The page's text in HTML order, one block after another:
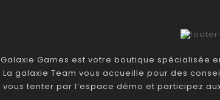
Galaxie Games est votre boutique spécialisée
La galaxie Team vous accueille pour des
vous tenter par l’espace démo et participez